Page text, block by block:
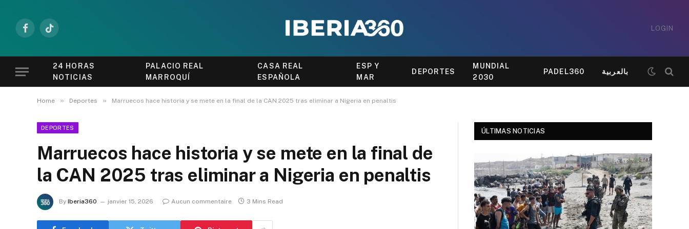
FacebookTikTok
LOGIN
24 HORAS
NOTICIAS
PALACIO REAL
MARROQUÍ
CASA REAL
ESPAÑOLA
ESP Y
MAR
DEPORTES
MUNDIAL
2030
PADEL360 بالعربية
Home » Deportes » Marruecos hace historia y se mete en la final de la CAN 2025 tras eliminar a Nigeria en penaltis
DEPORTES
Marruecos hace historia y se mete en la final de
la CAN 2025 tras eliminar a Nigeria en penaltis
By Iberia360 janvier 15, 2026 Aucun commentaire 3 Mins Read
ÚLTIMAS NOTICIAS